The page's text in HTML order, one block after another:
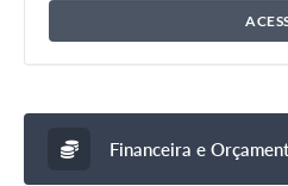
Financeira e